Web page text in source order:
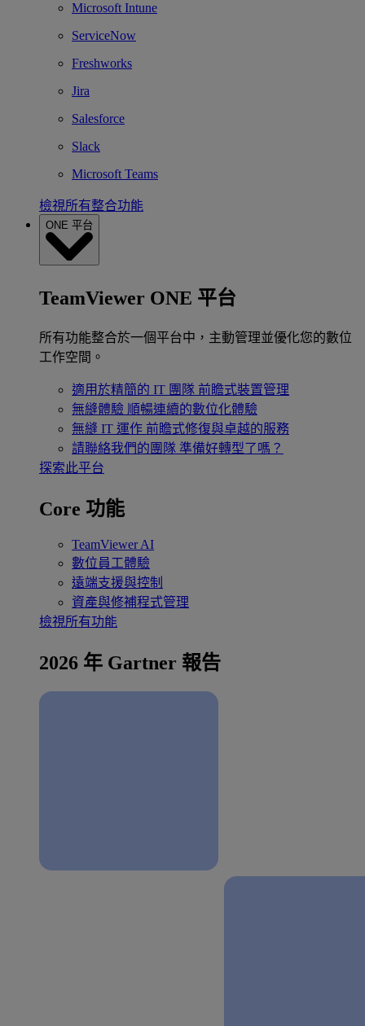
Microsoft Intune
ServiceNow
Freshworks
Jira
Salesforce
Slack
Microsoft Teams
檢視所有整合功能
ONE 平台
TeamViewer ONE 平台
所有功能整合於一個平台中，主動管理並優化您的數位
工作空間。
適用於精簡的 IT 團隊 前瞻式裝置管理
無縫體驗 順暢連續的數位化體驗
無縫 IT 運作 前瞻式修復與卓越的服務
請聯絡我們的團隊 準備好轉型了嗎？
探索此平台
Core 功能
TeamViewer AI
數位員工體驗
遠端支援與控制
資產與修補程式管理
檢視所有功能
2026 年 Gartner 報告